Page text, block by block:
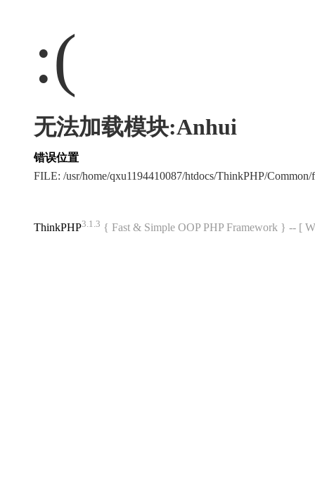
:(
无法加载模块:Anhui
错误位置
FILE: /usr/home/qxu1194410087/htdocs/ThinkPHP/
ThinkPHP3.1.3 { Fast & Simple OOP PHP Framework } -- [